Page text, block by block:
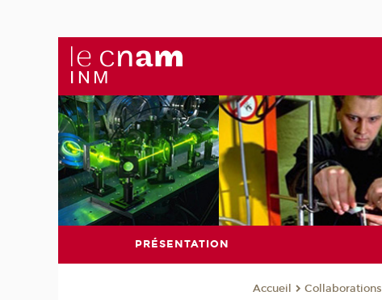
PRÉSENTATION
Accueil Collaborations